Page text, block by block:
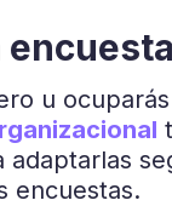
encuesta
u
encuestas.